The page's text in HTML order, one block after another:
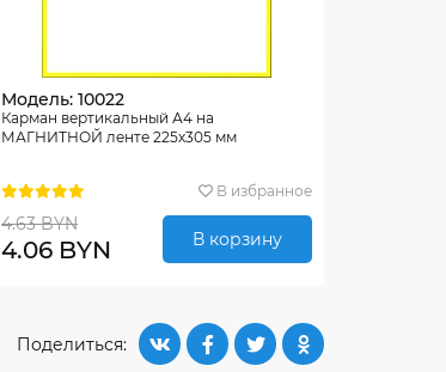
Модель: 10022
Карман вертикальный А4 на
МАГНИТНОЙ ленте 225х305 мм
В избранное
4.63 BYN
4.06 BYN В корзину
Поделиться: